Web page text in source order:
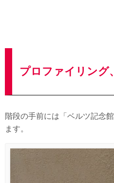
プロファイリング
階段の手前には「ベルツ記念
ます。